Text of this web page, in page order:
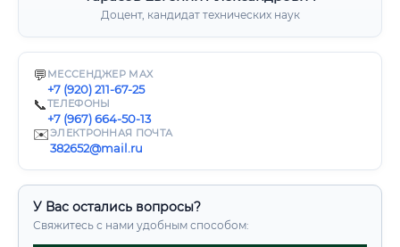
Доцент, кандидат технических наук
💬 МЕССЕНДЖЕР MAX
+7 (920) 211-67-25
📞ТЕЛЕФОНЫ
+7 (967) 664-50-13
✉️ЭЛЕКТРОННАЯ ПОЧТА
382652@mail.ru
У Вас остались вопросы?
Свяжитесь с нами удобным способом: